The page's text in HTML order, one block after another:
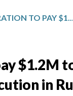
TRUMP ADMINISTRATION TO PAY $1.2M
$1.2M
in